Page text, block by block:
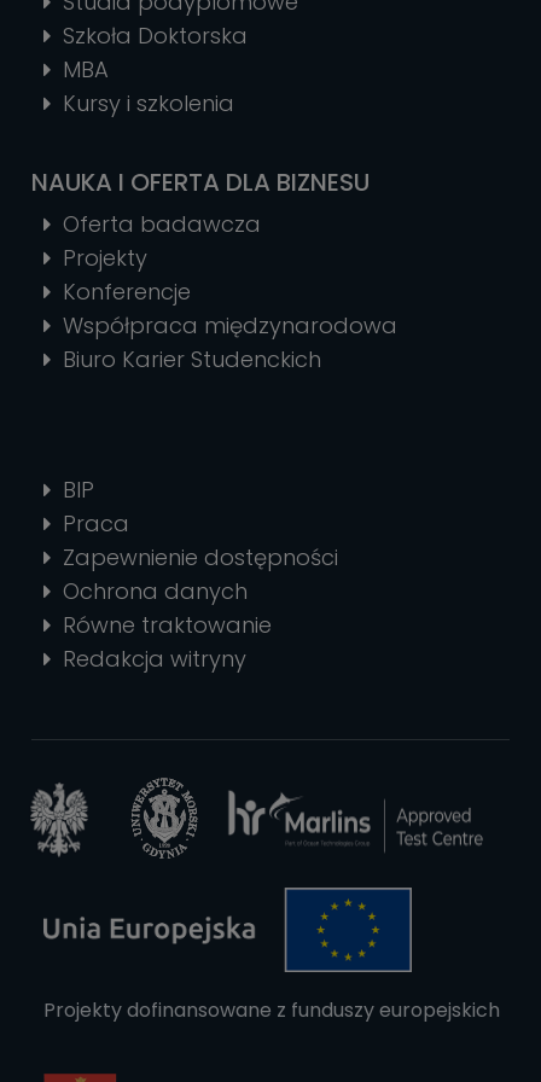
Szkoła Doktorska
MBA
Kursy i szkolenia
NAUKA I OFERTA DLA BIZNESU
Oferta badawcza
Projekty
Konferencje
Współpraca międzynarodowa
Biuro Karier Studenckich
BIP
Praca
Zapewnienie dostępności
Ochrona danych
Równe traktowanie
Redakcja witryny
Projekty dofinansowane z funduszy europejskich